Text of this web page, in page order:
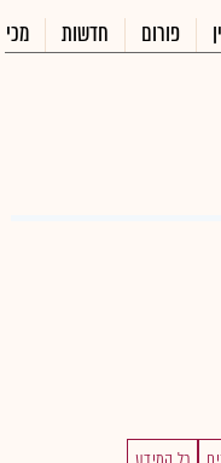
פורום חדשות